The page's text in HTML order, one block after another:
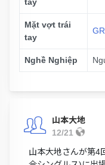
Mặt vợt trái
tay
Nghề Nghiệp
山本大地
12/21
山本大地さんが第4